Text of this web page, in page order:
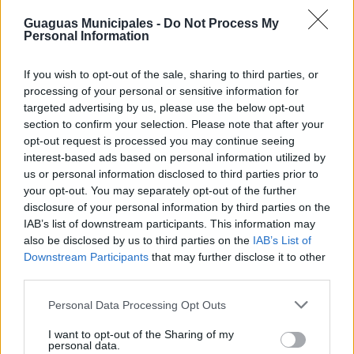
Guaguas Municipales - Do Not Process My
Personal Information
If you wish to opt-out of the sale, sharing to third parties, or
processing of your personal or sensitive information for
targeted advertising by us, please use the below opt-out
section to confirm your selection. Please note that after your
opt-out request is processed you may continue seeing
interest-based ads based on personal information utilized by
us or personal information disclosed to third parties prior to
your opt-out. You may separately opt-out of the further
disclosure of your personal information by third parties on the
IAB’s list of downstream participants. This information may
also be disclosed by us to third parties on the IAB’s List of
Downstream Participants that may further disclose it to other
Personal Data Processing Opt Outs
I want to opt-out of the Sharing of my
personal data.
Cerrar
Código de parada: 565
Cómo llegar hasta aquí
Cerrar
Próxima Guagua
Localizar parada en el plano
Cómo llegar hasta aquí
Código de parada: 605
Cerrar
Localizar parada en el plano
Cómo llegar hasta aquí
Código de parada: 983
Cerrar
Salidas desde Campus Universitario
Ingenierías
Próxima Guagua
Localizar parada en el plano
Como llegar hasta aquí
Código de parada: 983
Cerrar
Ciencias Básicas / Teología
Próxima Guagua
Localizar parada en el plano
Como llegar hasta aquí
Ctra. Lomo Blanco (urb. El Zurbarán)
Próxima Guagua
Localizar parada en el plano
Código de parada: 578
Ctra. Lomo Blanco, 81
Próxima Guagua
Localizar parada en el plano
Como llegar hasta aquí
Código de parada: 580
Ctra. Lomo Blanco, frente 51
Próxima Guagua
Localizar parada en el plano
Como llegar hasta aquí
Ctra. Lomo Blanco, 5
Próxima Guagua
Localizar parada en el plano
Felipe Martel (Lindero)
Próxima Guagua
San José Artesano, 24